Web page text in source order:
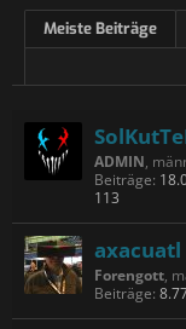
Meiste Beiträge
ADMIN,
Beiträge:
113
axacuatl
Forengott,
Beiträge: